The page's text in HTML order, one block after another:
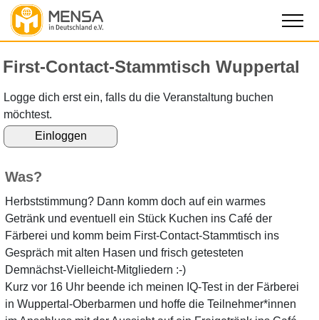
First-Contact-Stammtisch Wuppertal
Logge dich erst ein, falls du die Veranstaltung buchen
möchtest.
Was?
Herbststimmung? Dann komm doch auf ein warmes
Getränk und eventuell ein Stück Kuchen ins Café der
Färberei und komm beim First-Contact-Stammtisch ins
Gespräch mit alten Hasen und frisch getesteten
Demnächst-Vielleicht-Mitgliedern :-)
Kurz vor 16 Uhr beende ich meinen IQ-Test in der Färberei
in Wuppertal-Oberbarmen und hoffe die Teilnehmer*innen